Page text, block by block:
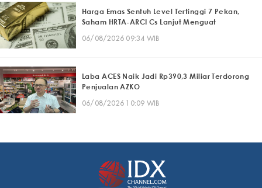
Harga Emas Sentuh Level Tertinggi 7 Pekan,
Saham HRTA-ARCI Cs Lanjut Menguat
06/08/2026 09:34 WIB
Laba ACES Naik Jadi Rp390,3 Miliar Terdorong
Penjualan AZKO
06/08/2026 10:09 WIB